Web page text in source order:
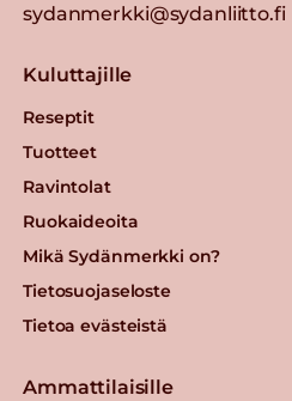
sydanmerkki@sydanliitto.fi
Kuluttajille
Reseptit
Tuotteet
Ravintolat
Ruokaideoita
Mikä Sydänmerkki on?
Tietosuojaseloste
Tietoa evästeistä
Ammattilaisille